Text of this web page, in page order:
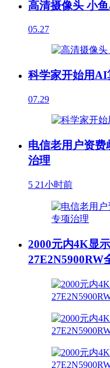
高清摄像头 小
05.27
科学家开始用AI
07.29
电信老用户资
治理
5 21小时前
2000元内4K显
27E2N5900RW